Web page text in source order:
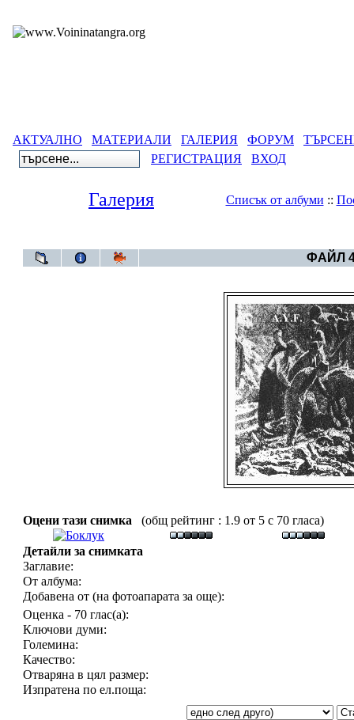
АКТУАЛНО МАТЕРИАЛИ ГАЛЕРИЯ ФОРУМ
РЕГИСТРАЦИЯ
ВХОД
Галерия Списък от албуми ::
ФАЙЛ
Оцени тази снимка (общ рейтинг : 1.9 от 5 с 70 гласа)
Детайли за снимката
Заглавие:
От албума:
Добавена от (на фотоапарата за още):
Оценка - 70 глас(а):
Ключови думи:
Големина:
Качество:
Отваряна в цял размер:
Изпратена по ел.поща: